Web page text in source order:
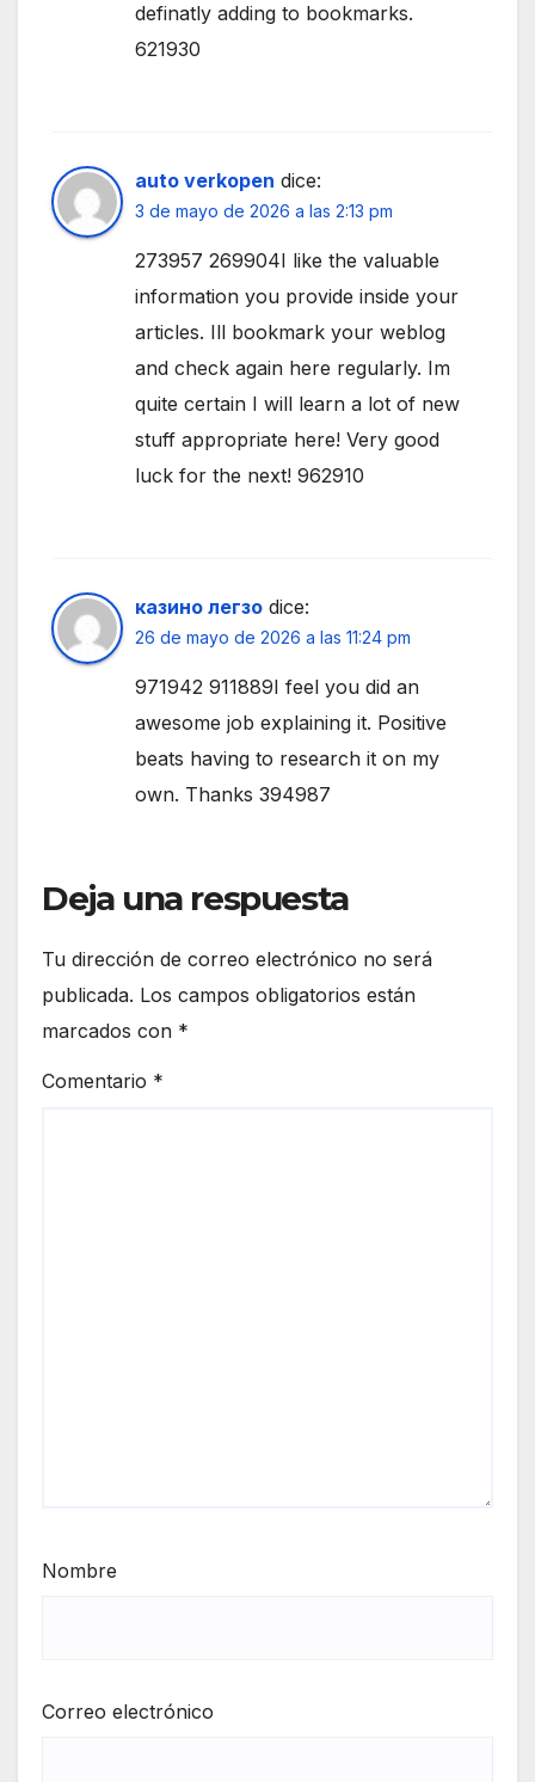
definatly adding to bookmarks.
621930
auto verkopen dice:
3 de mayo de 2026 a las 2:13 pm
273957 269904I like the valuable
information you provide inside your
articles. Ill bookmark your weblog
and check again here regularly. Im
quite certain I will learn a lot of new
stuff appropriate here! Very good
luck for the next! 962910
казино легзо dice:
26 de mayo de 2026 a las 11:24 pm
971942 911889I feel you did an
awesome job explaining it. Positive
beats having to research it on my
own. Thanks 394987
Deja una respuesta
Tu dirección de correo electrónico no será
publicada. Los campos obligatorios están
marcados con *
Comentario *
Nombre
Correo electrónico